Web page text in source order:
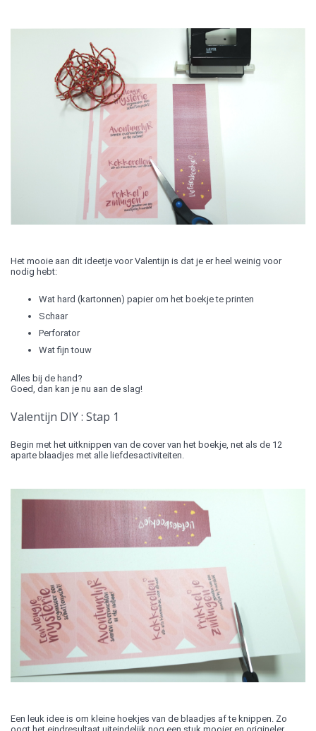
Het mooie aan dit ideetje voor Valentijn is dat je er heel weinig voor
nodig hebt:
Wat hard (kartonnen) papier om het boekje te printen
Schaar
Perforator
Wat fijn touw
Alles bij de hand?
Goed, dan kan je nu aan de slag!
Valentijn DIY : Stap 1
Begin met het uitknippen van de cover van het boekje, net als de 12
aparte blaadjes met alle liefdesactiviteiten.
Een leuk idee is om kleine hoekjes van de blaadjes af te knippen. Zo